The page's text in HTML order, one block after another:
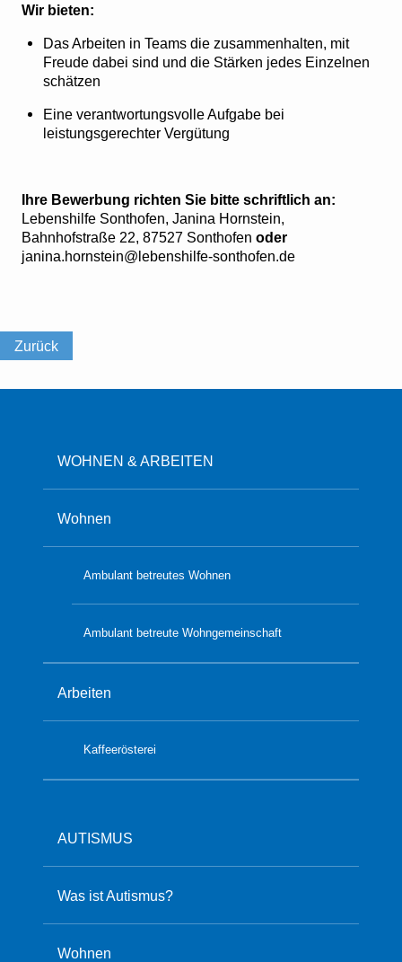
Wir bieten:
Das Arbeiten in Teams die zusammenhalten, mit
Freude dabei sind und die Stärken jedes Einzelnen
schätzen
Eine verantwortungsvolle Aufgabe bei
leistungsgerechter Vergütung
Ihre Bewerbung richten Sie bitte schriftlich an:
Lebenshilfe Sonthofen, Janina Hornstein,
Bahnhofstraße 22, 87527 Sonthofen oder
janina.hornstein@lebenshilfe-sonthofen.de
Zurück
WOHNEN & ARBEITEN
Wohnen
Ambulant betreutes Wohnen
Ambulant betreute Wohngemeinschaft
Arbeiten
Kaffeerösterei
AUTISMUS
Was ist Autismus?
Wohnen